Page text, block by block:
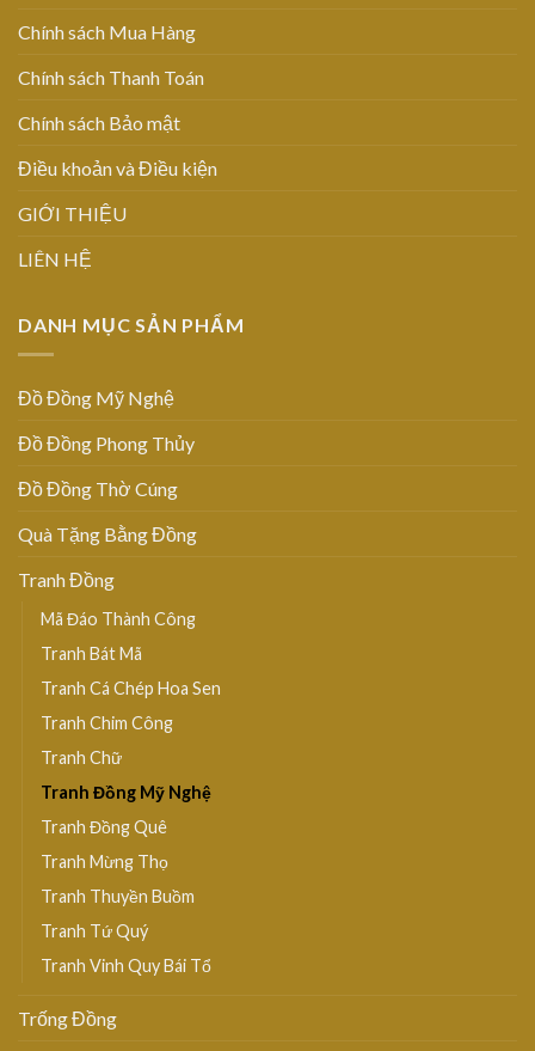
Chính sách Mua Hàng
Chính sách Thanh Toán
Chính sách Bảo mật
Điều khoản và Điều kiện
GIỚI THIỆU
LIÊN HỆ
DANH MỤC SẢN PHẨM
Đồ Đồng Mỹ Nghệ
Đồ Đồng Phong Thủy
Đồ Đồng Thờ Cúng
Quà Tặng Bằng Đồng
Tranh Đồng
Mã Đáo Thành Công
Tranh Bát Mã
Tranh Cá Chép Hoa Sen
Tranh Chim Công
Tranh Chữ
Tranh Đồng Mỹ Nghệ
Tranh Đồng Quê
Tranh Mừng Thọ
Tranh Thuyền Buồm
Tranh Tứ Quý
Tranh Vinh Quy Bái Tổ
Trống Đồng